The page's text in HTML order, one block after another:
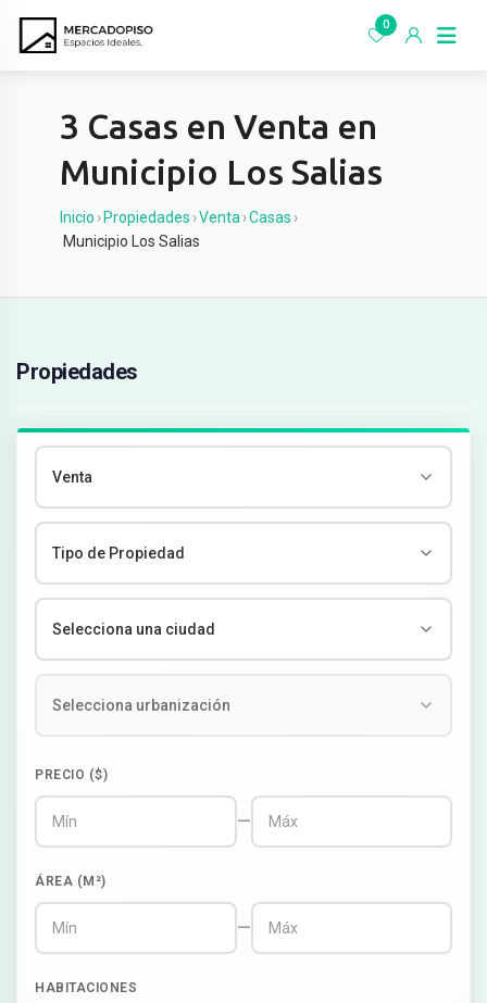
0
3 Casas en Venta en
Municipio Los Salias
Inicio › Propiedades ›Venta ›Casas ›
Municipio Los Salias
Propiedades
PRECIO ($)
—
ÁREA (M²)
—
HABITACIONES